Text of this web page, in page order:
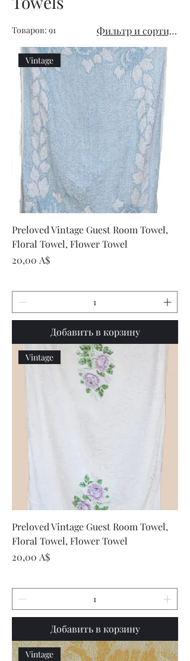
Товаров: 91 Фильтр и сортировка
Vintage
Preloved Vintage Guest Room Towel,
Floral Towel, Flower Towel
Цена
20,00 A$
Добавить в корзину
Vintage
Preloved Vintage Guest Room Towel,
Floral Towel, Flower Towel
Цена
20,00 A$
Добавить в корзину
Vintage